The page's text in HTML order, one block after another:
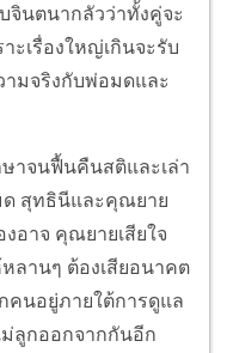
นตนากลัวว่าทั้งคู่จะ
ะเรื่องใหญ่เกินจะรับ
มจริงกับพ่อมดและ
จนฟื้นคืนสติและเล่า
ด สุทธินีและคุณยาย
อาจ คุณยายเสียใจ
ลานๆ ต้องเสียอนาคต
คนอยู่ภายใต้การดูแล
ลูกออกจากกันอีก